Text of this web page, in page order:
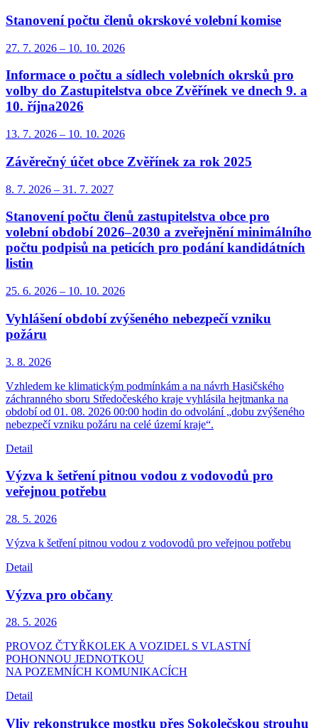
Stanovení počtu členů okrskové volební komise
27. 7. 2026 – 10. 10. 2026
Informace o počtu a sídlech volebních okrsků pro
volby do Zastupitelstva obce Zvěřínek ve dnech 9. a
10. října2026
13. 7. 2026 – 10. 10. 2026
Závěrečný účet obce Zvěřínek za rok 2025
8. 7. 2026 – 31. 7. 2027
Stanovení počtu členů zastupitelstva obce pro
volební období 2026–2030 a zveřejnění minimálního
počtu podpisů na peticích pro podání kandidátních
listin
25. 6. 2026 – 10. 10. 2026
Vyhlášení období zvýšeného nebezpečí vzniku
požáru
3. 8. 2026
Vzhledem ke klimatickým podmínkám a na návrh Hasičského
záchranného sboru Středočeského kraje vyhlásila hejtmanka na
období od 01. 08. 2026 00:00 hodin do odvolání „dobu zvýšeného
nebezpečí vzniku požáru na celé území kraje“.
Detail
Výzva k šetření pitnou vodou z vodovodů pro
veřejnou potřebu
28. 5. 2026
Výzva k šetření pitnou vodou z vodovodů pro veřejnou potřebu
Detail
Výzva pro občany
28. 5. 2026
PROVOZ ČTYŘKOLEK A VOZIDEL S VLASTNÍ
POHONNOU JEDNOTKOU
NA POZEMNÍCH KOMUNIKACÍCH
Detail
Vliv rekonstrukce mostku přes Sokolečskou strouhu